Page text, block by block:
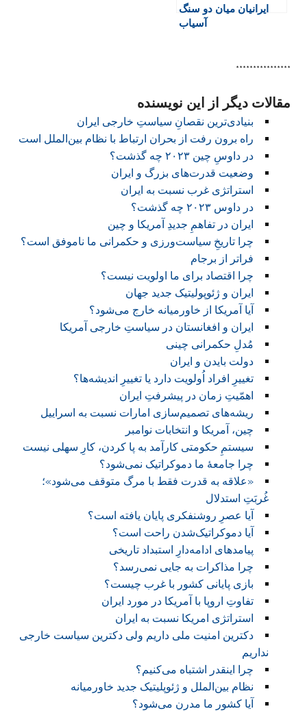
ایرانیان میان دو سنگ
آسیاب
****************
مقالات دیگر از این نویسنده
بنیادی‌ترین نقصانِ سیاستِ خارجی ایران
راه برون رفت از بحران ارتباط با نظام بین‌الملل است
در داوسِ چین ۲۰۲۳ چه گذشت؟
وضعیت قدرت‌های بزرگ و ایران
استراتژی غرب نسبت به ایران
در داوس ۲۰۲۳ چه گذشت؟
ایران در تفاهمِ جدیدِ آمریکا و چین
چرا تاریخِ سیاست‌ورزی‌ و حکمرانی ما ناموفق است؟
فراتر از برجام
چرا اقتصاد برای ما اولویت نیست؟
ایران و ژئوپولیتیک جدید جهان
آیا آمریکا از خاورمیانه خارج می‌شود؟
ایران و افغانستان در سیاستِ خارجی آمریکا
مُدلِ حکمرانی چینی
دولت بایدن و ایران
تغییرِ افراد اُولویت دارد یا تغییرِ اندیشه‌ها؟
اهمّیتِ زمان در پیشرفتِ ایران
ریشه‌های تصمیم‌سازی امارات نسبت به اسراییل
چین، آمریکا و انتخابات نوامبر
سیستمِ حکومتی کارآمد به پا کردن، کارِ سهلی نیست
چرا جامعۀ ما دموکراتیک نمی‌شود؟
«علاقه به قدرت فقط با مرگ متوقف می‌شود»؛
غُربَتِ استدلال
آیا عصرِ روشنفکری پایان یافته است؟
آیا دموکراتیک‌شدن راحت است؟
پیامدهای ادامه‌دارِ استبداد تاریخی
چرا مذاکرات به جایی نمی‌رسد؟
بازی پایانی کشور با غرب چیست؟
تفاوتِ اروپا با آمریکا در مورد ایران
استراتژی امریکا نسبت به ایران
دکترین امنیت ملی داریم ولی دکترین سیاست خارجی
نداریم
چرا اینقدر اشتباه می‌کنیم؟
نظام بین‌الملل و ژئوپلیتیک جدید خاورمیانه
آیا کشور ما مدرن می‌شود؟